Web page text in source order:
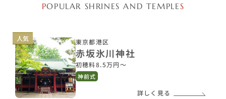
POPULAR SHRINES AND TEMPLE S
人気 東京都港区
赤坂氷川神社
初穂料8.5万円〜
神前式
詳しく見る